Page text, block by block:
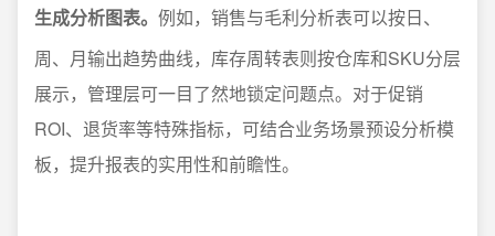
生成分析图表。 例如，销售与毛利分析表可以按日、
周、月输出趋势曲线，库存周转表则按仓库和SKU分层
展示，管理层可一目了然地锁定问题点。对于促销
ROI、退货率等特殊指标，可结合业务场景预设分析模
板，提升报表的实用性和前瞻性。